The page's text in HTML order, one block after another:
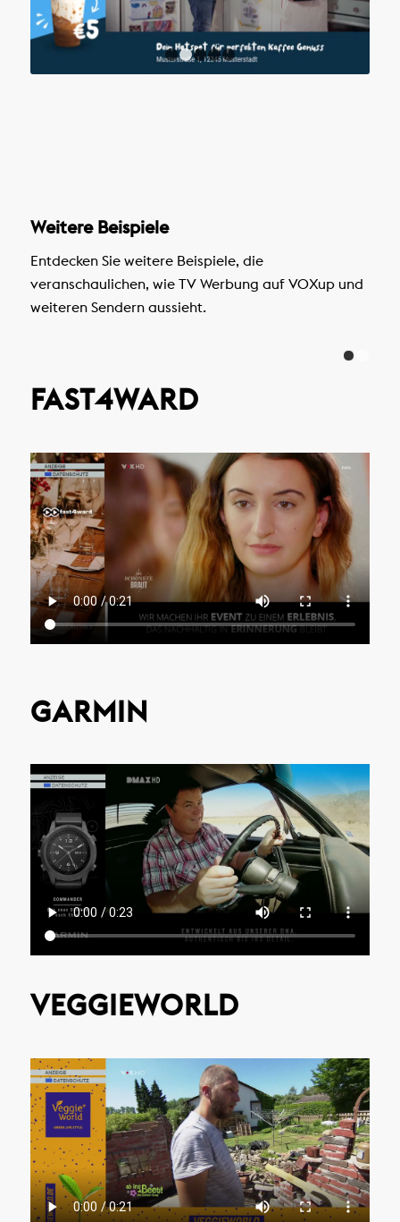
Weitere Beispiele
Entdecken Sie weitere Beispiele, die
veranschaulichen, wie TV Werbung auf VOXup und
weiteren Sendern aussieht.
FAST4WARD
GARMIN
VEGGIEWORLD